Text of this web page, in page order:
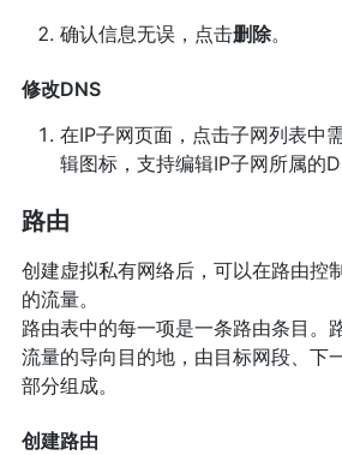
确认信息无误，点击删除。
修改DNS
在IP子网页面，点击子网列表中
辑图标，支持编辑IP子网所属的
路由
创建虚拟私有网络后，可以在路由控
的流量。
路由表中的每一项是一条路由条目。
流量的导向目的地，由目标网段、下
部分组成。
创建路由